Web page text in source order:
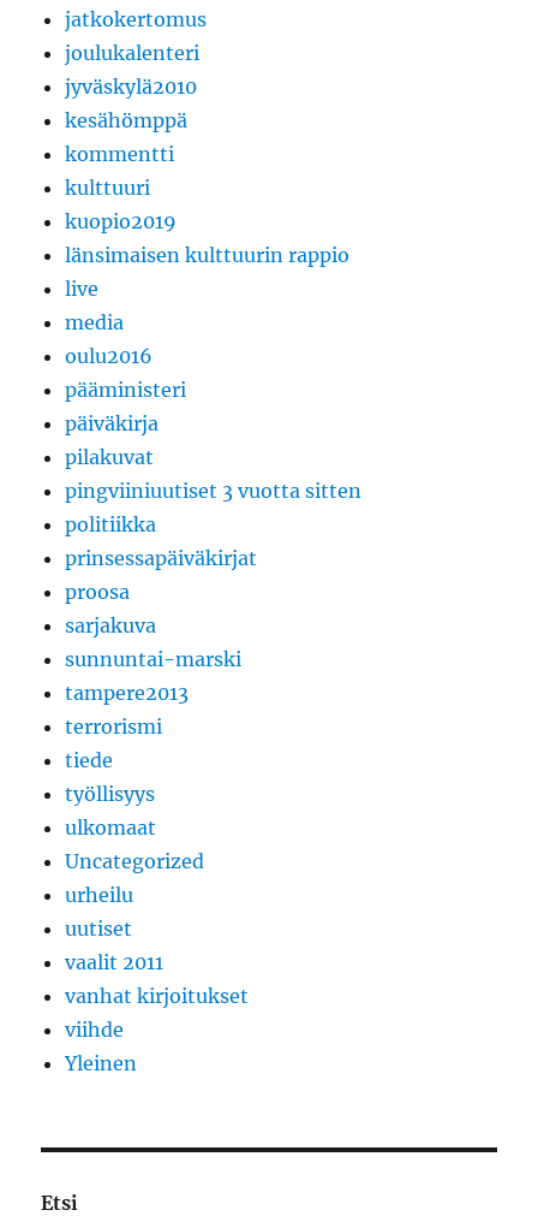
jatkokertomus
joulukalenteri
jyväskylä2010
kesähömppä
kommentti
kulttuuri
kuopio2019
länsimaisen kulttuurin rappio
live
media
oulu2016
pääministeri
päiväkirja
pilakuvat
pingviiniuutiset 3 vuotta sitten
politiikka
prinsessapäiväkirjat
proosa
sarjakuva
sunnuntai-marski
tampere2013
terrorismi
tiede
työllisyys
ulkomaat
Uncategorized
urheilu
uutiset
vaalit 2011
vanhat kirjoitukset
viihde
Yleinen
Etsi